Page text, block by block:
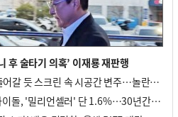
후 술타기 의혹’ 이재룡 재판행
빨려들어갈 듯 스크린 속 시공간 변주…놀란의 메시지는 ‘전쟁 속죄’
K팝 아이돌, '밀리언셀러' 단 1.6%…30년간 등장 1182개팀 전수조사